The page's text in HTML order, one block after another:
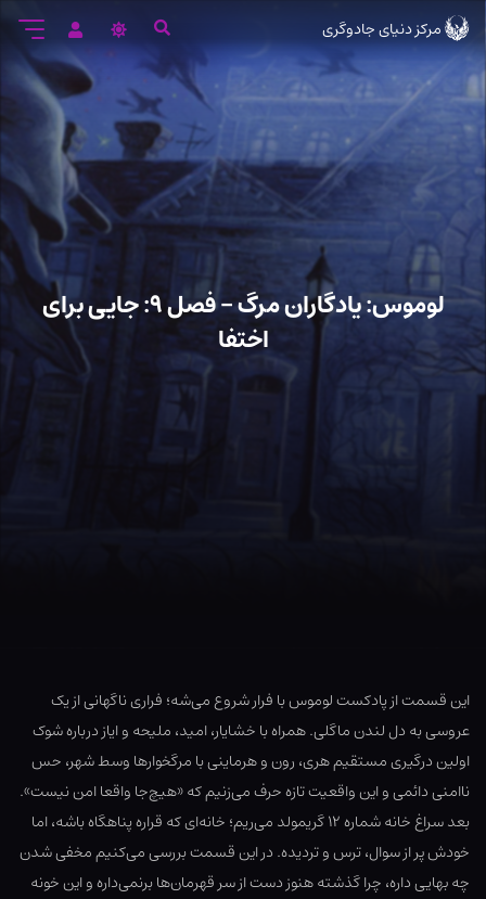
مرکز دنیای جادوگری
لوموس: یادگاران مرگ – فصل ۹: جایی برای
اختفا
این قسمت از پادکست لوموس با فرار شروع می‌شه؛ فراری ناگهانی از یک
عروسی به دل لندن ماگلی. همراه با خشایار، امید، ملیحه و ایاز درباره شوک
اولین درگیری مستقیم هری، رون و هرماینی با مرگخوارها وسط شهر، حس
ناامنی دائمی و این واقعیت تازه حرف می‌زنیم که «هیچ‌جا واقعا امن نیست».
بعد سراغ خانه شماره ۱۲ گریمولد می‌ریم؛ خانه‌ای که قراره پناهگاه باشه، اما
خودش پر از سوال، ترس و تردیده. در این قسمت بررسی می‌کنیم مخفی شدن
چه بهایی داره، چرا گذشته هنوز دست از سر قهرمان‌ها برنمی‌داره و این خونه